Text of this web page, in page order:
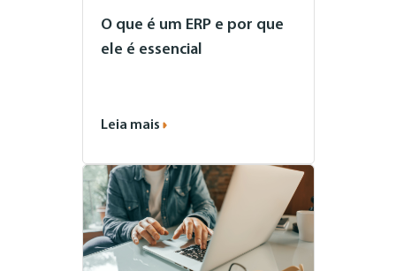
O que é um ERP e por que
ele é essencial
Leia mais